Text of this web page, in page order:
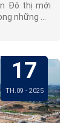
Đô thị mới
những dự
17
TH.09 - 2025